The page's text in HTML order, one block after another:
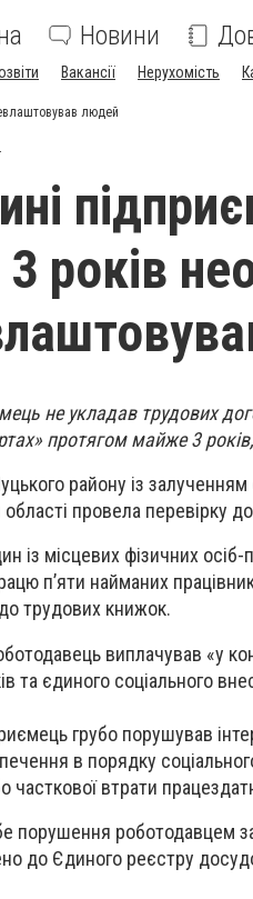
Новини
Вакансії Нерухомість
людей
років
не укладав трудових
протягом майже 3
району із залученням
області провела перевірку
із місцевих фізичних
п’яти найманих
трудових книжок.
виплачував «у
та єдиного соціального
грубо порушував
в порядку
часткової втрати
порушення роботодавцем
до Єдиного реєстру